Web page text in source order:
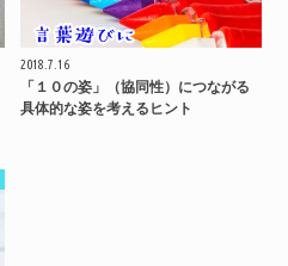
2018.7.16
「１０の姿」（協同性）につながる
具体的な姿を考えるヒント